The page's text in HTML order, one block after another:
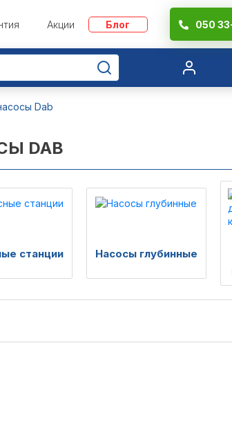
Акции Блог 050
Dab
DAB
станции Насосы глубинные